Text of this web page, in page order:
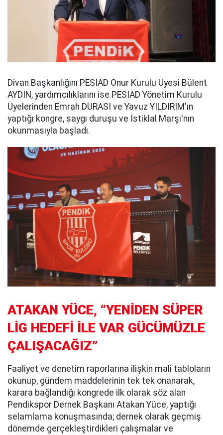
Divan Başkanlığını PESİAD Onur Kurulu Üyesi Bülent
AYDIN, yardımcılıklarını ise PESİAD Yönetim Kurulu
Üyelerinden Emrah DURASI ve Yavuz YILDIRIM'ın
yaptığı kongre, saygı duruşu ve İstiklal Marşı'nın
okunmasıyla başladı.
ATAKAN YÜCE, “YENİDEN SÜPER
LİG HEDEFİ İLE VAR GÜCÜMÜZLE
ÇALIŞACAĞIZ”
Faaliyet ve denetim raporlarına ilişkin mali tabloların
okunup, gündem maddelerinin tek tek onanarak,
karara bağlandığı kongrede ilk olarak söz alan
Pendikspor Dernek Başkanı Atakan Yüce, yaptığı
selamlama konuşmasında; dernek olarak geçmiş
dönemde gerçekleştirdikleri çalışmalar ve